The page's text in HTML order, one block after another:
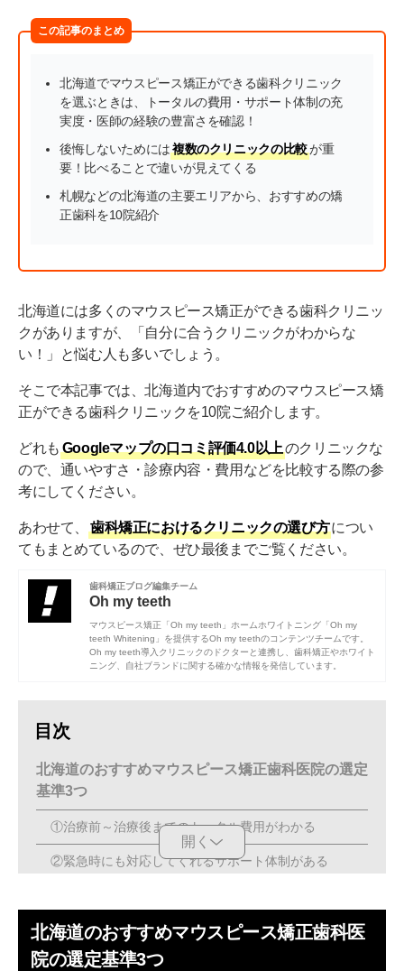
この記事のまとめ
北海道でマウスピース矯正ができる歯科クリニック
を選ぶときは、トータルの費用・サポート体制の充
実度・医師の経験の豊富さを確認！
後悔しないためには複数のクリニックの比較が重
要！比べることで違いが見えてくる
札幌などの北海道の主要エリアから、おすすめの矯
正歯科を10院紹介
北海道には多くのマウスピース矯正ができる歯科クリニッ
クがありますが、「自分に合うクリニックがわからな
い！」と悩む人も多いでしょう。
そこで本記事では、北海道内でおすすめのマウスピース矯
正ができる歯科クリニックを10院ご紹介します。
どれも Googleマップの口コミ評価4.0以上のクリニックな
ので、通いやすさ・診療内容・費用などを比較する際の参
考にしてください。
あわせて、 歯科矯正におけるクリニックの選び方につい
てもまとめているので、ぜひ最後までご覧ください。
歯科矯正ブログ編集チーム
Oh my teeth
マウスピース矯正「Oh my teeth」ホームホワイトニング「Oh my
teeth Whitening」を提供するOh my teethのコンテンツチームです。
Oh my teeth導入クリニックのドクターと連携し、歯科矯正やホワイト
ニング、自社ブランドに関する確かな情報を発信しています。
目次
北海道のおすすめマウスピース矯正歯科医院の選定
基準3つ
①治療前～治療後までのトータル費用がわかる
②緊急時にも対応してくれるサポート体制がある
いる
北海道でマウスピース矯正を受けるなら2つ以上の
開く
北海道のおすすめマウスピース矯正歯科医
院の選定基準3つ